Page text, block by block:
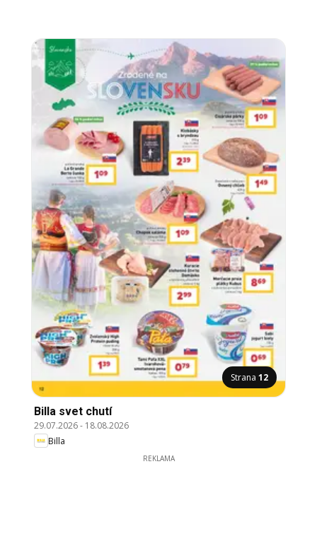
Strana 12
Billa svet chutí
29.07.2026- 18.08.2026
Billa
REKLAMA